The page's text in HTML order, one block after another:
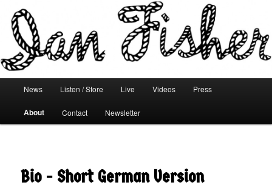
Skip to primary content
Skip to secondary content
News Listen / Store Live Videos Press
About Contact Newsletter
Bio - Short German Version